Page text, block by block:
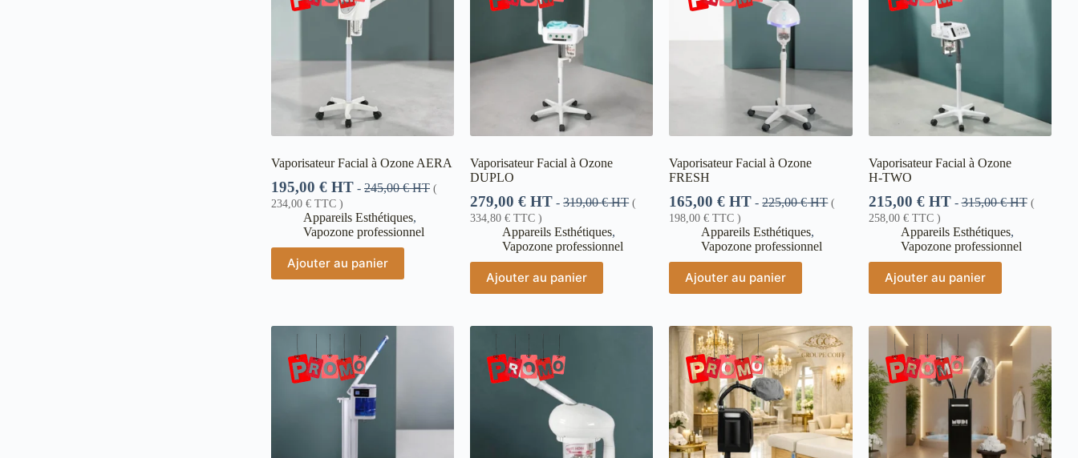
Vaporisateur Facial à Ozone AERA
195,00€ HT -245,00€HT (
234,00€ TTC )
Appareils Esthétiques,
Vapozone professionnel
Ajouter au panier
Vaporisateur Facial à Ozone
DUPLO
279,00€ HT -319,00€HT (
334,80€ TTC )
Appareils Esthétiques,
Vapozone professionnel
Ajouter au panier
Vaporisateur Facial à Ozone
FRESH
165,00€ HT -225,00€HT (
198,00€ TTC )
Appareils Esthétiques,
Vapozone professionnel
Ajouter au panier
Vaporisateur Facial à Ozone
H‑TWO
215,00 €HT-315,00€HT (
258,00 €TTC )
Appareils Esthétiques,
Vapozone professionnel
Ajouter au panier